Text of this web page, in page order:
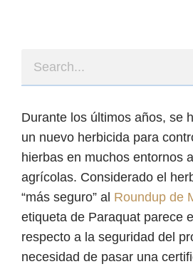
Durante los últimos años, se
un nuevo herbicida para
hierbas en muchos entornos
agrícolas. Considerado el
“más seguro” al Roundup de
etiqueta de Paraquat parece
respecto a la seguridad del
necesidad de pasar una